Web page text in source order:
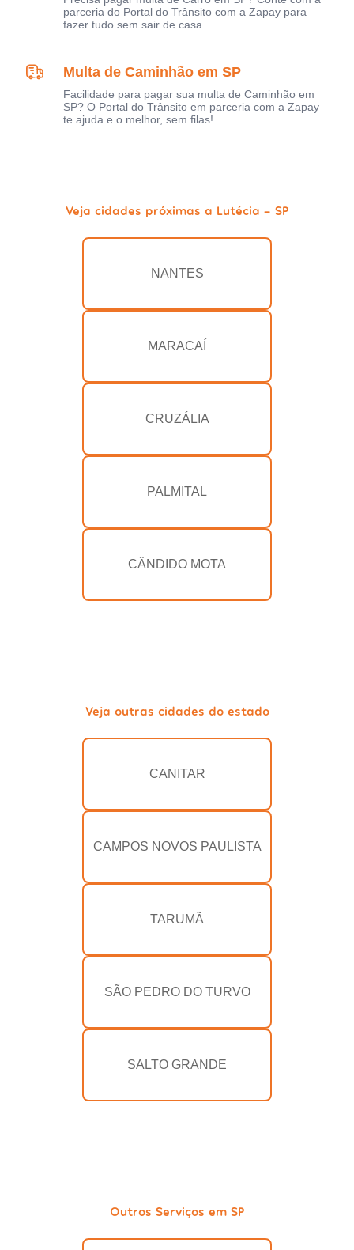
parceria do Portal do Trânsito com a Zapay para
fazer tudo sem sair de casa.
Multa de Caminhão em SP
Facilidade para pagar sua multa de Caminhão em
SP? O Portal do Trânsito em parceria com a Zapay
te ajuda e o melhor, sem filas!
Veja cidades próximas a Lutécia - SP
NANTES
MARACAÍ
CRUZÁLIA
PALMITAL
CÂNDIDO MOTA
Veja outras cidades do estado
CANITAR
CAMPOS NOVOS PAULISTA
TARUMÃ
SÃO PEDRO DO TURVO
SALTO GRANDE
Outros Serviços em SP